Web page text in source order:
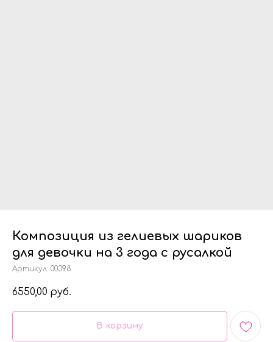
Композиция из гелиевых шариков
для девочки на 3 года с русалкой
Артикул: 00398
6550,00 руб.
В корзину